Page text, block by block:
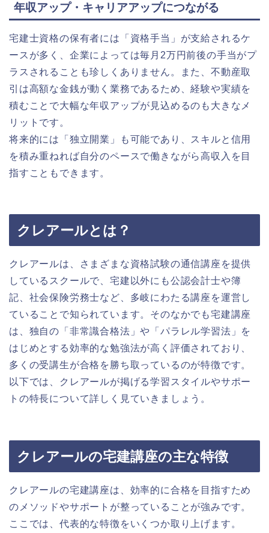
年収アップ・キャリアアップにつながる
宅建士資格の保有者には「資格手当」が支給されるケ
ースが多く、企業によっては毎月2万円前後の手当がプ
ラスされることも珍しくありません。また、不動産取
引は高額な金銭が動く業務であるため、経験や実績を
積むことで大幅な年収アップが見込めるのも大きなメ
リットです。
将来的には「独立開業」も可能であり、スキルと信用
を積み重ねれば自分のペースで働きながら高収入を目
指すこともできます。
クレアールとは？
クレアールは、さまざまな資格試験の通信講座を提供
しているスクールで、宅建以外にも公認会計士や簿
記、社会保険労務士など、多岐にわたる講座を運営し
ていることで知られています。そのなかでも宅建講座
は、独自の「非常識合格法」や「パラレル学習法」を
はじめとする効率的な勉強法が高く評価されており、
多くの受講生が合格を勝ち取っているのが特徴です。
以下では、クレアールが掲げる学習スタイルやサポー
トの特長について詳しく見ていきましょう。
クレアールの宅建講座の主な特徴
クレアールの宅建講座は、効率的に合格を目指すため
のメソッドやサポートが整っていることが強みです。
ここでは、代表的な特徴をいくつか取り上げます。